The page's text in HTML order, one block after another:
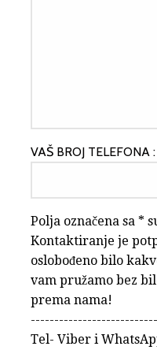
VAŠ BROJ TELEFONA :
Polja označena sa *
Kontaktiranje je
oslobođeno bilo
vam pružamo bez
prema nama!
Tel- Viber i